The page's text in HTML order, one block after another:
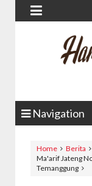

Navigation
Home Berita
Ma'arif Jateng
Temanggung